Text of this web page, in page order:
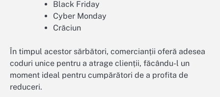
Black Friday
Cyber Monday
Crăciun
În timpul acestor sărbători, comercianții oferă adesea
coduri unice pentru a atrage clienții, făcându-l un
moment ideal pentru cumpărători de a profita de
reduceri.